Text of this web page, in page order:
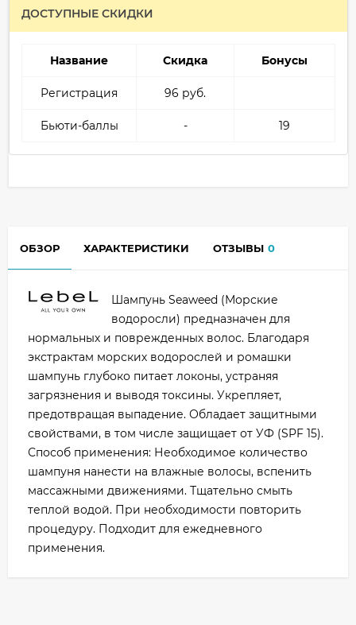
ДОСТУПНЫЕ СКИДКИ
Название Скидка Бонусы
Регистрация 96 руб.
Бьюти-баллы - 19
ОБЗОР ХАРАКТЕРИСТИКИ ОТЗЫВЫ 0
Шампунь Seaweed (Морские
водоросли) предназначен для
нормальных и поврежденных волос. Благодаря
экстрактам морских водорослей и ромашки
шампунь глубоко питает локоны, устраняя
загрязнения и выводя токсины. Укрепляет,
предотвращая выпадение. Обладает защитными
свойствами, в том числе защищает от УФ (SPF 15).
Способ применения: Необходимое количество
шампуня нанести на влажные волосы, вспенить
массажными движениями. Тщательно смыть
теплой водой. При необходимости повторить
процедуру. Подходит для ежедневного
применения.